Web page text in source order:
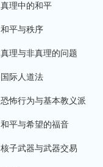
真理中的和平
和平与秩序
真理与非真理的问题
国际人道法
恐怖行为与基本教义派
和平与希望的福音
核子武器与武器交易